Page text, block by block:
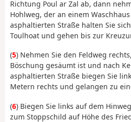
Richtung Poul ar Zal ab, dann
Hohlweg, der an einem
asphaltierten Straße halten Sie
Toulhoat und gehen bis zur
(5) Nehmen Sie den Feldweg
Böschung gesäumt ist und nach
asphaltierten Straße biegen Sie
Metern rechts und gelangen zu
(6) Biegen Sie links auf dem
zum Stoppschild auf Höhe des